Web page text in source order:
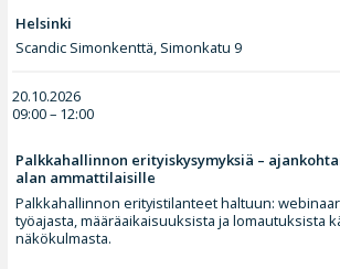
Helsinki
Scandic Simonkenttä, Simonkatu 9
20.10.2026
09:00 – 12:00
Palkkahallinnon erityiskysymyksiä –
alan ammattilaisille
Palkkahallinnon erityistilanteet haltuun:
työajasta, määräaikaisuuksista ja lomautuksista
näkökulmasta.